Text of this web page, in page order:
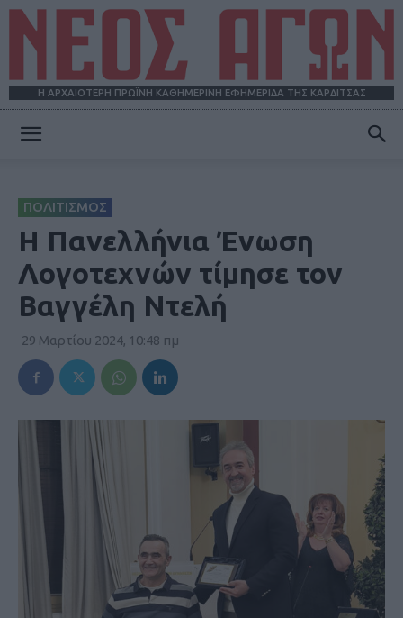
Η ΑΡΧΑΙΟΤΕΡΗ ΠΡΩΪΝΗ ΚΑΘΗΜΕΡΙΝΗ ΕΦΗΜΕΡΙΔΑ ΤΗΣ ΚΑΡΔΙΤΣΑΣ
ΠΟΛΙΤΙΣΜΟΣ
Η Πανελλήνια Ένωση
Λογοτεχνών τίμησε τον
Βαγγέλη Ντελή
29 Μαρτίου 2024, 10:48 πμ